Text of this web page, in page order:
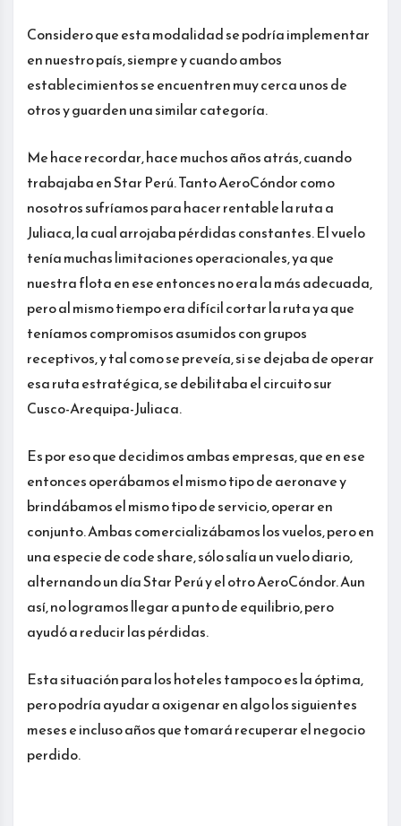
Considero que esta modalidad se podría implementar
en nuestro país, siempre y cuando ambos
establecimientos se encuentren muy cerca unos de
otros y guarden una similar categoría.
Me hace recordar, hace muchos años atrás, cuando
trabajaba en Star Perú. Tanto AeroCóndor como
nosotros sufríamos para hacer rentable la ruta a
Juliaca, la cual arrojaba pérdidas constantes. El vuelo
tenía muchas limitaciones operacionales, ya que
nuestra flota en ese entonces no era la más adecuada,
pero al mismo tiempo era difícil cortar la ruta ya que
teníamos compromisos asumidos con grupos
receptivos, y tal como se preveía, si se dejaba de operar
esa ruta estratégica, se debilitaba el circuito sur
Cusco-Arequipa-Juliaca.
Es por eso que decidimos ambas empresas, que en ese
entonces operábamos el mismo tipo de aeronave y
brindábamos el mismo tipo de servicio, operar en
conjunto. Ambas comercializábamos los vuelos, pero en
una especie de code share, sólo salía un vuelo diario,
alternando un día Star Perú y el otro AeroCóndor. Aun
así, no logramos llegar a punto de equilibrio, pero
ayudó a reducir las pérdidas.
Esta situación para los hoteles tampoco es la óptima,
pero podría ayudar a oxigenar en algo los siguientes
meses e incluso años que tomará recuperar el negocio
perdido.